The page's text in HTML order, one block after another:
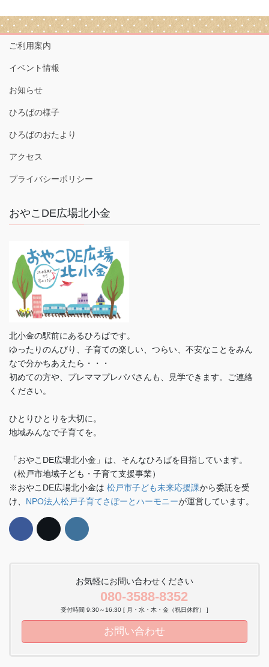
ご利用案内
イベント情報
お知らせ
ひろばの様子
ひろばのおたより
アクセス
プライバシーポリシー
おやこDE広場北小金
北小金の駅前にあるひろばです。
ゆったりのんびり、子育ての楽しい、つらい、不安なことをみん
なで分かちあえたら・・・
初めての方や、プレママプレパパさんも、見学できます。ご連絡
ください。
ひとりひとりを大切に。
地域みんなで子育てを。
「おやこDE広場北小金」は、そんなひろばを目指しています。
（松戸市地域子ども・子育て支援事業）
※おやこDE広場北小金は 松戸市子ども未来応援課から委託を受
け、 NPO法人松戸子育てさぽーとハーモニーが運営しています。
お気軽にお問い合わせください
080-3588-8352
受付時間 9:30～16:30 [ 月・水・木・金（祝日休館） ]
お問い合わせ